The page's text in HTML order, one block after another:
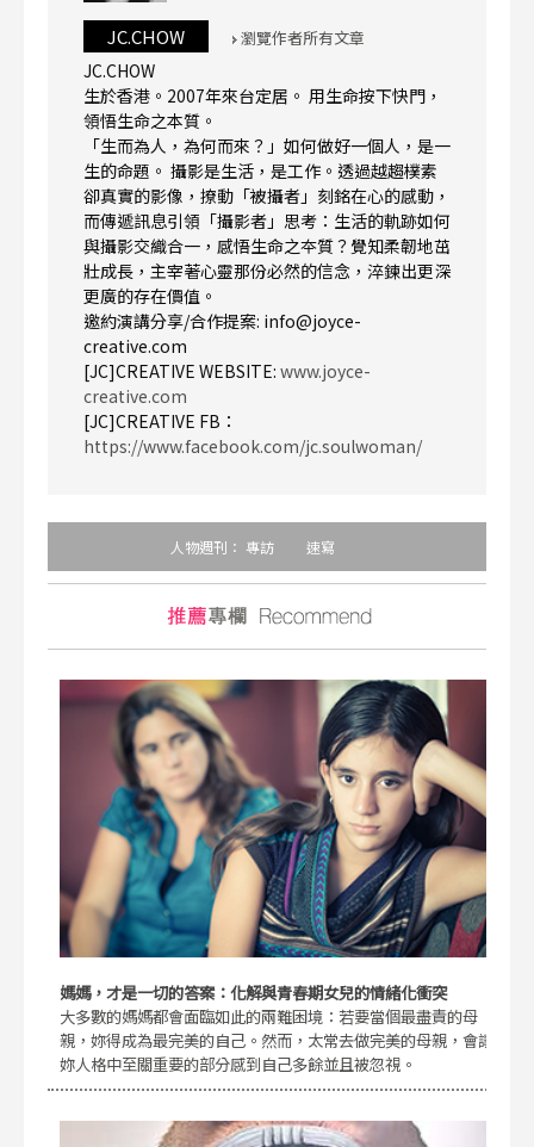
JC.CHOW 瀏覽作者所有文章
JC.CHOW
生於香港。2007年來台定居。 用生命按下快門，
領悟生命之本質。
「生而為人，為何而來？」如何做好一個人，是一
生的命題。 攝影是生活，是工作。透過越趨樸素
卻真實的影像，撩動「被攝者」刻銘在心的感動，
而傳遞訊息引領「攝影者」思考：生活的軌跡如何
與攝影交織合一，感悟生命之夲質？覺知柔韌地茁
壯成長，主宰著心靈那份必然的信念，淬鍊出更深
更廣的存在價值。
邀約演講分享/合作提案: info@joyce-
creative.com
[JC]CREATIVE WEBSITE: www.joyce-
creative.com
[JC]CREATIVE FB：
https://www.facebook.com/jc.soulwoman/
人物週刊： 專訪 速寫
媽媽，才是一切的答案：化解與青春期女兒的情緒化衝突
大多數的媽媽都會面臨如此的兩難困境：若要當個最盡責的母
親，妳得成為最完美的自己。然而，太常去做完美的母親，會讓
妳人格中至關重要的部分感到自己多餘並且被忽視。